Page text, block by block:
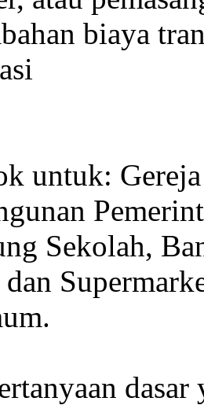
biaya
untuk:
Sekolah,